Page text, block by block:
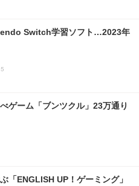
Switch学習ソフト…2023年
ゲーム「ブンツクル」23万通り
「ENGLISH UP！ゲーミング」